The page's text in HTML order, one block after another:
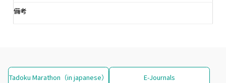
備考
Tadoku Marathon（in japanese） E-Journals